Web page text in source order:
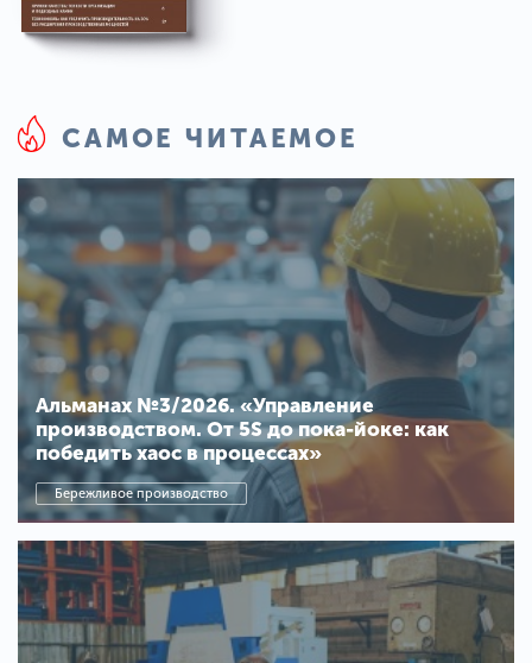
САМОЕ ЧИТАЕМОЕ
Альманах №3/2026. «Управление
производством. От 5S до пока-йоке: как
победить хаос в процессах»
Бережливое производство